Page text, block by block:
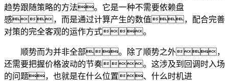
趋势跟随策略的方法。它是一种不需要依赖盘
感，而是通过计算产生的数值，配合完善
对策的完全客观的运作方式。
顺势而为并非全部。除了顺势之外，
还需要把握价格波动的节奏。这涉及到回调时入场
的问题，也就是在什么位置、什么时机进